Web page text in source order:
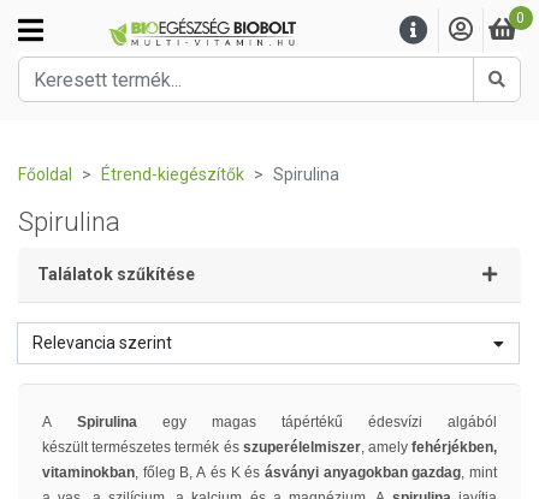
0
Főoldal Étrend-kiegészítők Spirulina
Spirulina
Találatok szűkítése
Relevancia szerint
A Spirulina egy magas tápértékű édesvízi algából
készült természetes termék és szuperélelmiszer, amelyfehérjékben,
vitaminokban, főleg B, A és K és ásványi anyagokban gazdag, mint